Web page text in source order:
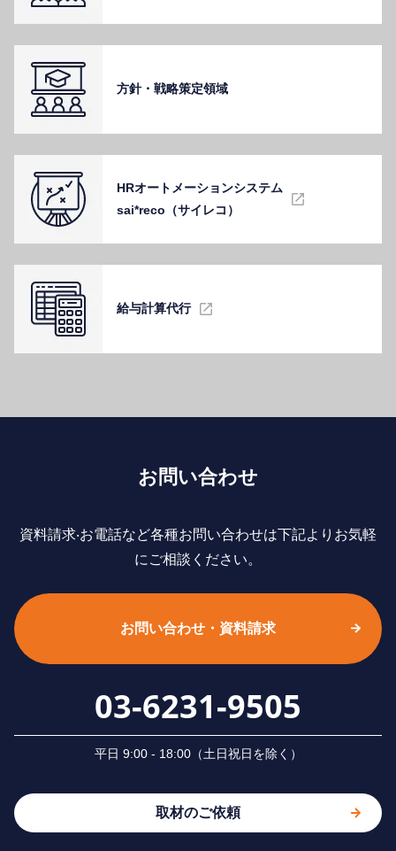
⽅針・戦略策定領域
HRオートメーションシステム
sai*reco（サイレコ）
給与計算代⾏
お問い合わせ
資料請求‧お電話など各種お問い合わせは下記よりお気軽
にご相談ください。
お問い合わせ・資料請求
03-6231-9505
平⽇ 9:00 - 18:00（⼟⽇祝⽇を除く）
取材のご依頼